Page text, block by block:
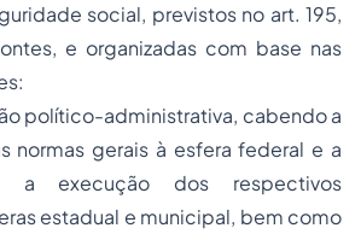
social, previstos no art. 195,
e organizadas com base nas
político-administrativa, cabendo a
normas gerais à esfera federal e a
a execução dos respectivos
estadual e municipal, bem como